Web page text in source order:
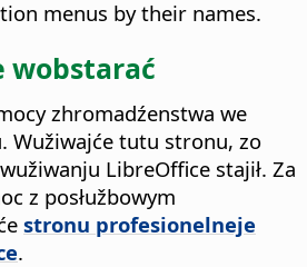
menus by their names.
wobstarać
zhromadźenstwa we
Wužiwajće tutu stronu, zo
LibreOffice stajił. Za
z posłužbowym
stronu profesionelneje
.